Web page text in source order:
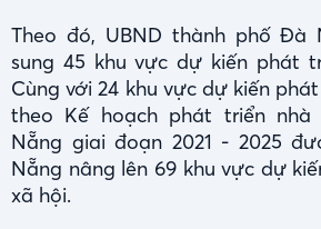
Theo đó, UBND thành phố Đà
sung 45 khu vực dự kiến phát
Cùng với 24 khu vực dự kiến
theo Kế hoạch phát triển
Nẵng giai đoạn 2021 - 2025
Nẵng nâng lên 69 khu vực dự
xã hội.